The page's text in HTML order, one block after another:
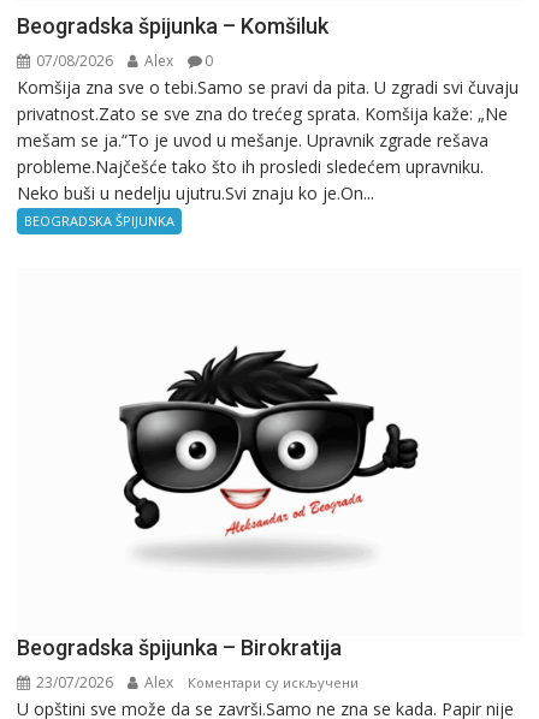
Beogradska špijunka – Komšiluk
07/08/2026 Alex 0
Komšija zna sve o tebi.Samo se pravi da pita. U zgradi svi čuvaju
privatnost.Zato se sve zna do trećeg sprata. Komšija kaže: „Ne
mešam se ja.“To je uvod u mešanje. Upravnik zgrade rešava
probleme.Najčešće tako što ih prosledi sledećem upravniku.
Neko buši u nedelju ujutru.Svi znaju ko je.On...
BEOGRADSKA ŠPIJUNKA
Beogradska špijunka – Birokratija
23/07/2026 Alex Коментари су искључени
Beogradska
U opštini sve može da se završi.Samo ne zna se kada. Papir nije